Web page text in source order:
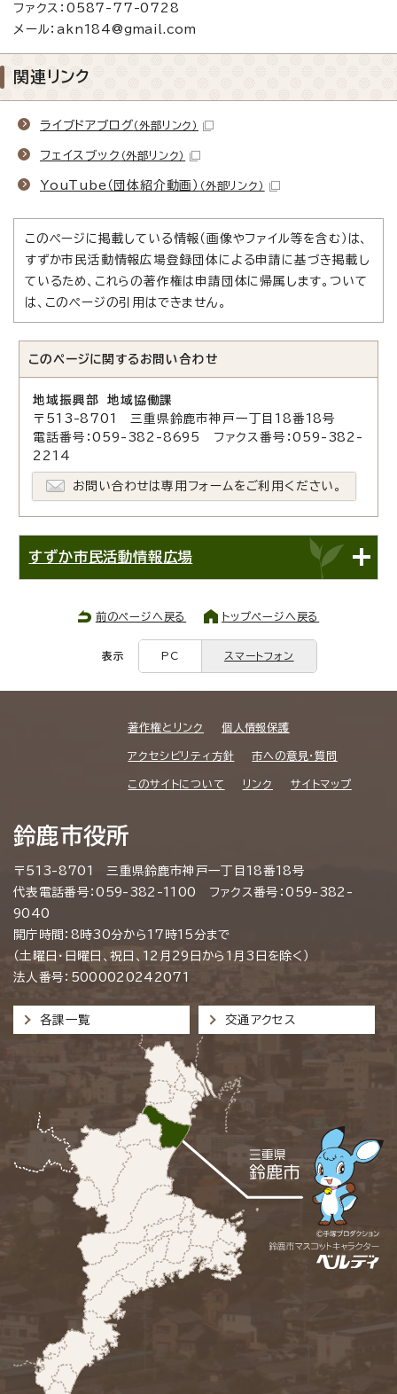
ファクス：0587-77-0728
メール：akn184@gmail.com
関連リンク
ライブドアブログ（外部リンク）
フェイスブック （外部リンク）
YouTube（団体紹介動画） （外部リンク）
このページに掲載している情報（画像やファイル等を含む）は、
すずか市民活動情報広場登録団体による申請に基づき掲載し
ているため、これらの著作権は申請団体に帰属します。ついて
は、このページの引用はできません。
このページに関する お問い合わせ
地域振興部 地域協働課
〒513-8701 三重県鈴鹿市神戸一丁目18番18号
電話番号：059-382-8695 ファクス番号：059-382-
2214
お問い合わせは専用フォームをご利用ください。
すずか市民活動情報広場
前のページへ戻る トップページへ戻る
表示 PC スマートフォン
著作権とリンク 個人情報保護
アクセシビリティ方針 市への意見・質問
このサイトについて リンク サイトマップ
鈴鹿市役所
〒513-8701 三重県鈴鹿市神戸一丁目18番18号
代表電話番号：059-382-1100 ファクス番号：059-382-
9040
開庁時間：8時30分から17時15分まで
（土曜日・日曜日、祝日、12月29日から1月3日を除く）
法人番号：5000020242071
各課一覧 交通アクセス